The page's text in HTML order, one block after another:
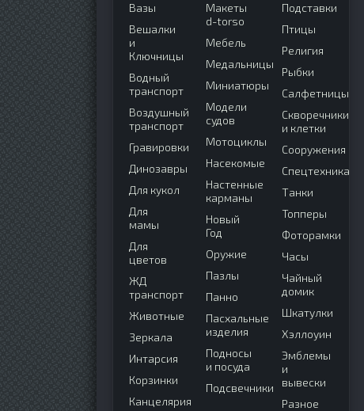
Вазы
Вешалки
и
Ключницы
Водный
транспорт
Воздушный
транспорт
Гравировки
Динозавры
Для кукол
Для
мамы
Для
цветов
ЖД
транспорт
Животные
Зеркала
Интарсия
Корзинки
Канцелярия
Макеты
d-torso
Мебель
Медальницы
Миниатюры
Модели
судов
Мотоциклы
Насекомые
Настенные
карманы
Новый
Год
Оружие
Пазлы
Панно
Пасхальные
изделия
Подносы
и посуда
Подсвечники
Подставки
Птицы
Религия
Рыбки
Салфетницы
Скворечники
и клетки
Сооружения
Спецтехника
Танки
Топперы
Фоторамки
Часы
Чайный
домик
Шкатулки
Хэллоуин
Эмблемы
и
вывески
Разное